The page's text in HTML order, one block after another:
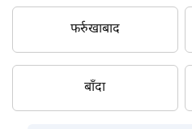
फर्रुखाबाद
बाँदा